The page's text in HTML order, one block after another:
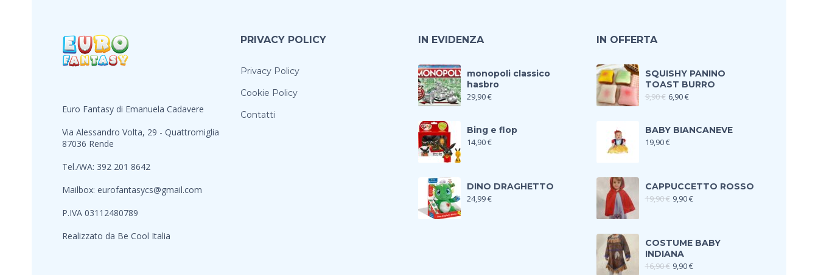
Euro Fantasy di Emanuela Cadavere
Via Alessandro Volta, 29 - Quattromiglia
87036 Rende
Tel./WA: 392 201 8642
Mailbox: eurofantasycs@gmail.com
P.IVA 03112480789
Realizzato da Be Cool Italia
PRIVACY POLICY
Privacy Policy
Cookie Policy
Contatti
IN EVIDENZA
monopoli classico
hasbro
29,90€
Bing e flop
14,90€
DINO DRAGHETTO
24,99€
IN OFFERTA
SQUISHY PANINO
TOAST BURRO
9,90€ 6,90€
BABY BIANCANEVE
19,90€
CAPPUCCETTO ROSSO
19,90€ 9,90€
COSTUME BABY
INDIANA
16,90€ 9,90€